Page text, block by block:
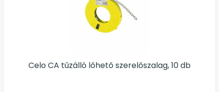
Celo CA tűzálló lőhető szerelőszalag, 10 db